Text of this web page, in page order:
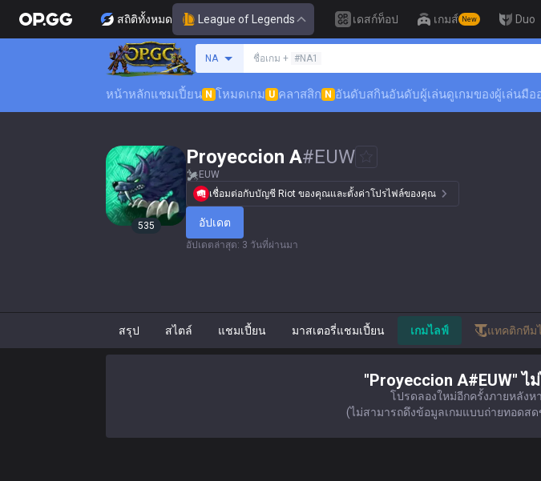
สถิติทั้งหมด League of Legends เดสก์ท็อป เกมส์ New Duo
NA
ค้นหาซัมมอนเนอร์
ชื่อเกม + #NA1
หน้าหลักแชมเปี้ยน N โหมดเกม U คลาสสิก N อันดับสกินอันดับผู้เล่นดูเกมของผู้เล่นมือ
535
Proyeccion A#EUW
EUW
เชื่อมต่อกับบัญชี Riot ของคุณและตั้งค่าโปรไฟล์ของคุณ
อัปเดต
อัปเดตล่าสุด: 3 วันที่ผ่านมา
สรุป สไตล์ แชมเปี้ยน มาสเตอรี่แชมเปี้ยน เกมไลฟ์ แทคติกทีม
"Proyeccion A#EUW" ไ
โปรดลองใหม่อีกครั้งภายหลังห
(ไม่สามารถดึงข้อมูลเกมแบบถ่ายทอดสด